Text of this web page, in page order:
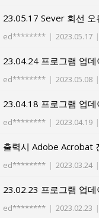
23.05.17 Sever 회선 오
ed******** | 2023.05.17 |
23.04.24 프로그램 업데
ed******** | 2023.05.08 |
23.04.18 프로그램 업데
ed******** | 2023.04.19 |
출력시 Adobe Acrobat
ed******** | 2023.03.24 |
23.02.23 프로그램 업데
ed******** | 2023.02.23 |